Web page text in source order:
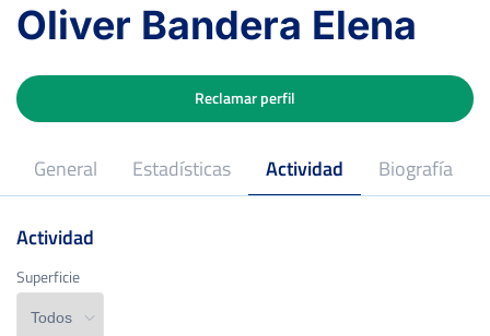
Oliver Bandera Elena
General Estadísticas Actividad Biografía
Reclamar perfil
Superficie
Actividad
Superficie